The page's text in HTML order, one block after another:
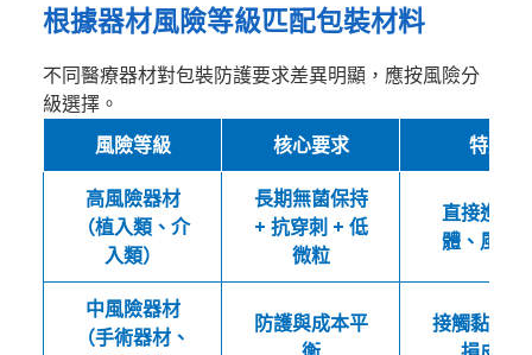
根據器材風險等級匹配包裝材料
不同醫療器材對包裝防護要求差異明顯，應按風險分
級選擇。
風險等級
核心要求 特點
高風險器材
（植入類、介
入類）
長期無菌保持
+ 抗穿刺 + 低
微粒
直接進入
體、風險
中風險器材
（手術器材、
防護與成本平
接觸黏膜或